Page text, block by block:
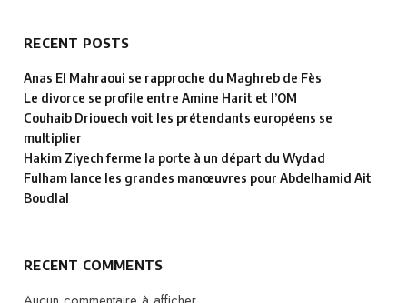
RECENT POSTS
Anas El Mahraoui se rapproche du Maghreb de Fès
Le divorce se profile entre Amine Harit et l’OM
Couhaib Driouech voit les prétendants européens se
multiplier
Hakim Ziyech ferme la porte à un départ du Wydad
Fulham lance les grandes manœuvres pour Abdelhamid Ait
Boudlal
RECENT COMMENTS